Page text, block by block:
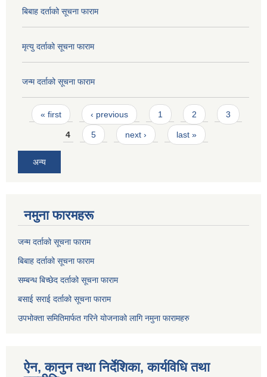
बिबाह दर्ताको सूचना फाराम
मृत्यु दर्ताको सूचना फाराम
जन्म दर्ताको सूचना फाराम
Pages
« first ‹ previous 1 2 3
4 5 next › last »
अन्य
नमुना फारमहरू
जन्म दर्ताको सूचना फाराम
बिबाह दर्ताको सूचना फाराम
सम्बन्ध बिच्छेद दर्ताको सूचना फाराम
बसाई सराई दर्ताको सूचना फाराम
उपभोक्ता समितिमार्फत गरिने योजनाको लागि नमुना फारामहरु
ऐन, कानुन तथा निर्देशिका, कार्यविधि तथा